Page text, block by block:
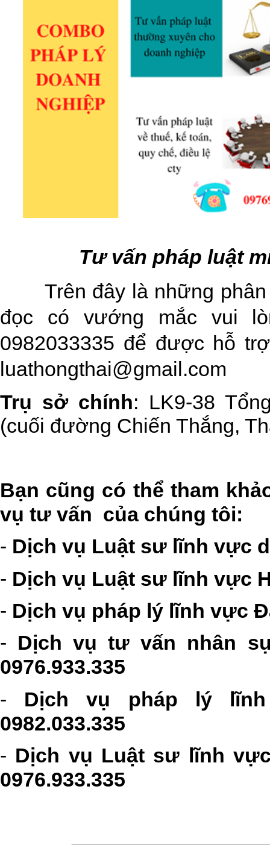
Tư vấn pháp luật
Trên đây là những
đọc có vướng mắc vui
0982033335 để được hỗ
luathongthai@gmail.com
Trụ sở chính: LK9-38
(cuối đường Chiến Thắng,
Bạn cũng có thể tham
vụ tư vấn của chúng tôi:
- Dịch vụ Luật sư lĩnh vực
- Dịch vụ Luật sư lĩnh vực
- Dịch vụ pháp lý lĩnh vực
- Dịch vụ tư vấn nhân
0976.933.335
-
Dịch vụ pháp lý
0982.033.335
- Dịch vụ Luật sư lĩnh
0976.933.335